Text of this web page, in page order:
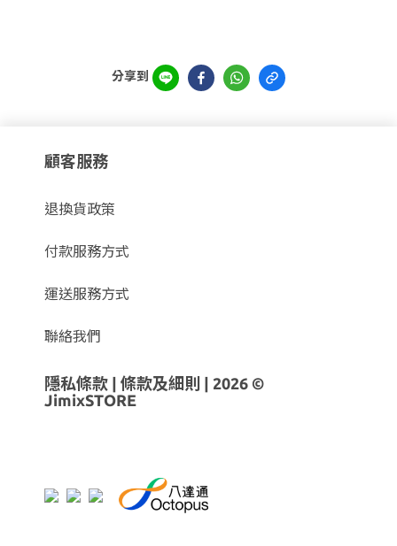
分享到
顧客服務
退換貨政策
付款服務方式
運送服務方式
聯絡我們
隱私條款 條款及細則
| 2026 ©
JimixSTORE